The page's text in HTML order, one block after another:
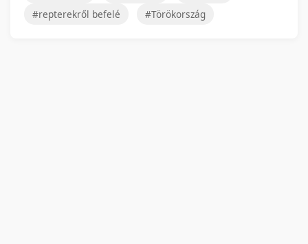
#repterekről befelé #Törökország